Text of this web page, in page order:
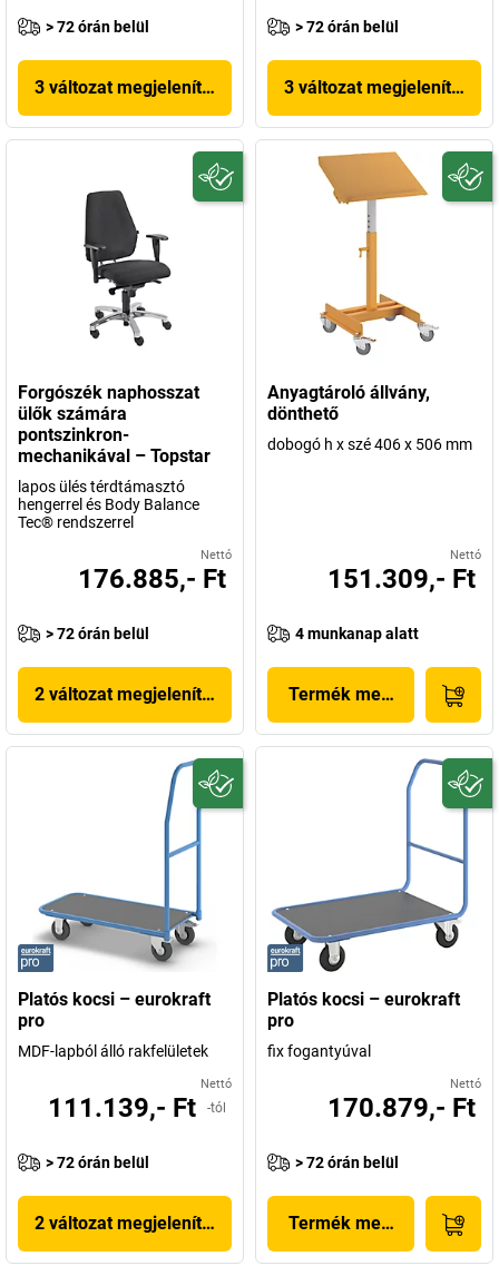
> 72 órán belül
3 változat megjelenítése
> 72 órán belül
3 változat megjelenítése
Forgószék naphosszat
ülők számára
pontszinkron-
mechanikával – Topstar
lapos ülés térdtámasztó
hengerrel és Body Balance
Tec® rendszerrel
Nettó
176.885,- Ft
> 72 órán belül
2 változat megjelenítése
Anyagtároló állvány,
dönthető
dobogó h x szé 406 x 506 mm
Nettó
151.309,- Ft
4 munkanap alatt
Termék megjelenítése
Platós kocsi – eurokraft
pro
MDF-lapból álló rakfelületek
Nettó
111.139,- Ft -tól
> 72 órán belül
2 változat megjelenítése
Platós kocsi – eurokraft
pro
fix fogantyúval
Nettó
170.879,- Ft
> 72 órán belül
Termék megjelenítése